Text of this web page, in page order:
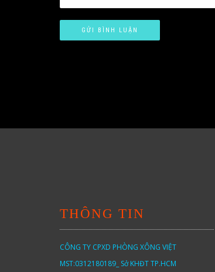
THÔNG TIN
CÔNG TY CPXD PHÒNG XÔNG VIỆT
MST:0312180189_ Sở KHĐT TP.HCM